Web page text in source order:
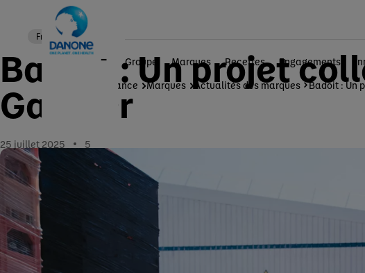
Groupe Marques Recettes Engagements
Danone en France Marques Actualités des marques Badoit : Un
25 juillet 2025 5
Badoit : Un projet
Galmier
France